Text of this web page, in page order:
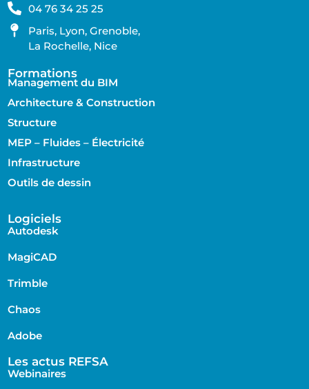
04 76 34 25 25
Paris, Lyon, Grenoble,
La Rochelle, Nice
Formations
Management du BIM
Architecture & Construction
Structure
MEP – Fluides – Électricité
Infrastructure
Outils de dessin
Logiciels
Autodesk
MagiCAD
Trimble
Chaos
Adobe
Les actus REFSA
Webinaires